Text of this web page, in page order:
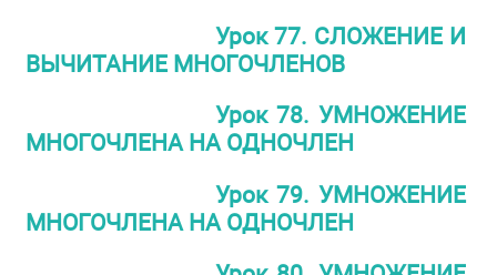
Урок 77. СЛОЖЕНИЕ И
ВЫЧИТАНИЕ МНОГОЧЛЕНОВ
Урок 78. УМНОЖЕНИЕ
МНОГОЧЛЕНА НА ОДНОЧЛЕН
Урок 79. УМНОЖЕНИЕ
МНОГОЧЛЕНА НА ОДНОЧЛЕН